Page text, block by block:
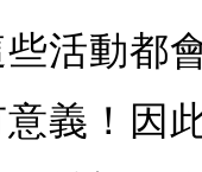
活動都
義！因